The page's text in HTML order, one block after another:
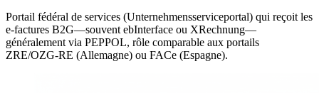
Portail fédéral de services (Unternehmensserviceportal) qui reçoit les
e-factures B2G—souvent ebInterface ou XRechnung—
généralement via PEPPOL, rôle comparable aux portails
ZRE/OZG-RE (Allemagne) ou FACe (Espagne).